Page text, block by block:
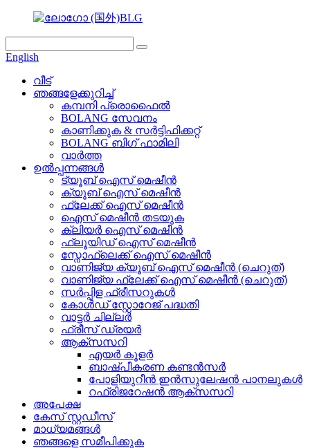
English
വീട്
ഞങ്ങളേക്കുറിച്ച്
കമ്പനി പ്രൊഫൈൽ
BOLANG സേവനം
കാണിക്കുക & സർട്ടിഫിക്കറ്റ്
BOLANG ബിഗ് ഫാമിലി
വാർത്ത
ഉൽപ്പന്നങ്ങൾ
ട്യൂബ് ഐസ് മെഷീൻ
ക്യൂബ് ഐസ് മെഷീൻ
ഫ്ലേക്ക് ഐസ് മെഷീൻ
ഐസ് മെഷീൻ തടയുക
ക്ലിയർ ഐസ് മെഷീൻ
ഫ്ലൂയിഡ് ഐസ് മെഷീൻ
സ്നോഫ്ലെക്ക് ഐസ് മെഷീൻ
വാണിജ്യ ക്യൂബ് ഐസ് മെഷീൻ (ചെറുത്)
വാണിജ്യ ഫ്ലേക്ക് ഐസ് മെഷീൻ (ചെറുത്)
സർപ്പിള ഫ്രീസറുകൾ
കോൾഡ് സ്റ്റോറേജ് പദ്ധതി
വാട്ടർ ചില്ലർ
ഫ്രീസ് ഡ്രയർ
ആക്സസറി
എയർ കൂളർ
ബാഷ്പീകരണ കണ്ടൻസർ
പോളിയുറീൻ ഇൻസുലേഷൻ പാനലുകൾ
റഫ്രിജറേഷൻ ആക്സസറി
അപേക്ഷ
കേസ് സ്റ്റഡീസ്
മാധ്യമങ്ങൾ
ഞങ്ങളെ സമീപിക്കുക